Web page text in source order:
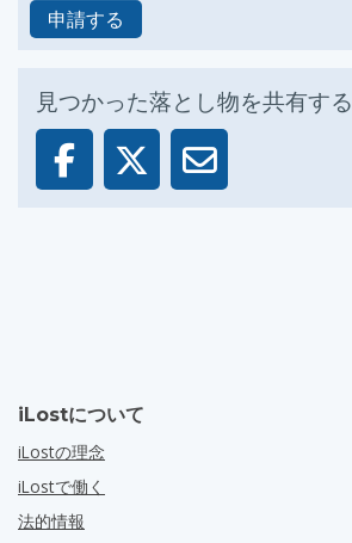
申請する
見つかった落とし物を共有する
iLostについて
iLostの理念
iLostで働く
法的情報